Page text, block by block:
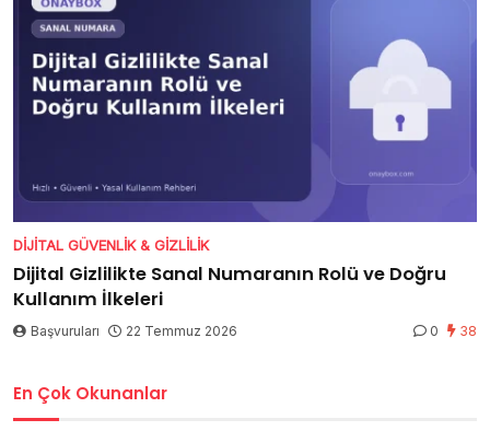
DIJITAL GÜVENLIK & GIZLILIK
Dijital Gizlilikte Sanal Numaranın Rolü ve Doğru
Kullanım İlkeleri
Başvuruları 22 Temmuz 2026 0 38
En Çok Okunanlar